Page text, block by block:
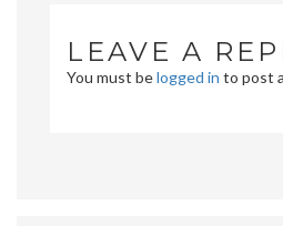
LEAVE A
You must belogged in to post